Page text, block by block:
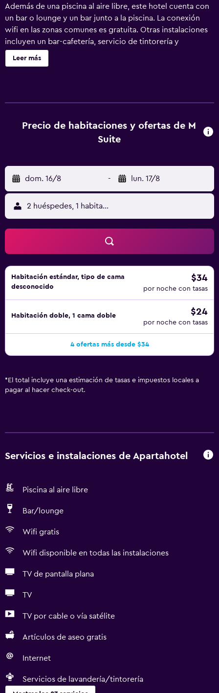
Además de una piscina al aire libre, este hotel cuenta con
un bar o lounge y un bar junto a la piscina. La conexión
wifi en las zonas comunes es gratuita. Otras instalaciones
incluyen un bar-cafetería, servicio de tintorería y
lavandería. Se incluye un único servicio de limpieza
durante la estancia. M Suite Butik Apart Hotel ofrece 16
alojamiento permite a sus clientes elegir el tipo de
almohada. Se ofrece una televisión LCD con canales por
acceso a Internet wifi gratis. Se ofrece servicio de
limpieza una vez por estancia. Los servicios de ocio y
esparcimiento en este hotel incluyen una piscina al aire
libre.
Leer más
Precio de habitaciones y ofertas de M
Suite
dom. 16/8 - lun. 17/8
2 huéspedes, 1 habitación
Habitación estándar, tipo de cama
desconocido
$34
por noche con tasas
Habitación doble, 1 cama doble $24
por noche con tasas
4 ofertas más desde $34
* El total incluye una estimación de tasas e impuestos locales a
pagar al hacer check-out.
Servicios e instalaciones de Apartahotel
Piscina al aire libre
Bar/lounge
Wifi gratis
Wifi disponible en todas las instalaciones
TV de pantalla plana
TV
TV por cable o vía satélite
Artículos de aseo gratis
Internet
Servicios de lavandería/tintorería